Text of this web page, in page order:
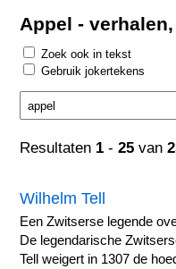
Appel -
Zoek ook in tekst
Gebruik jokertekens
Resultaten 1 -25 van
Wilhelm Tell
Een Zwitserse legende
De legendarische
Tell weigert in 1307 de